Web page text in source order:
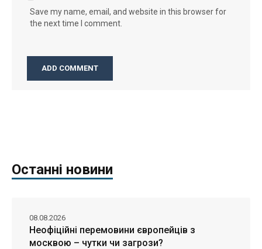
Save my name, email, and website in this browser for
the next time I comment.
Останні новини
Неофіційні перемовини європейців з
москвою – чутки чи загрози?
08.08.2026